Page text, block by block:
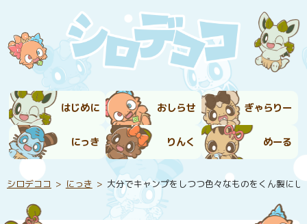
はじめに おしらせ ぎゃらりー
にっき りんく めーる
シロデココ にっき 大分でキャンプをしつつ色々なものをくん製に